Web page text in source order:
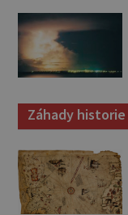
Záhady historie